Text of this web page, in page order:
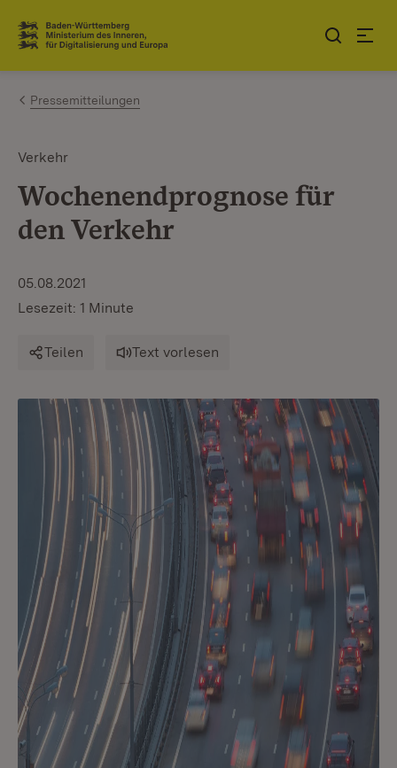
Zum Inhalt springen
Link zur Startseite
Pressemitteilungen
Verkehr
Wochenendprognose für
den Verkehr
05.08.2021
Lesezeit: 1 Minute
Teilen Text vorlesen